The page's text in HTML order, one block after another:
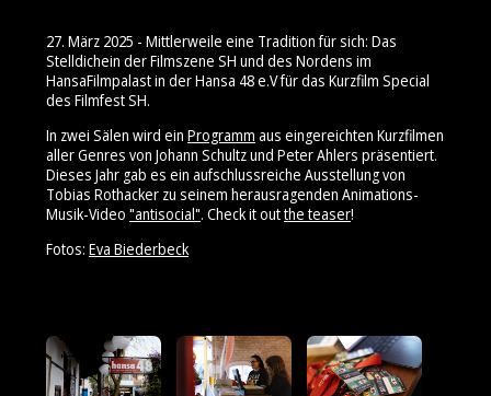
27. März 2025 - Mittlerweile eine Tradition für sich: Das
Stelldichein der Filmszene SH und des Nordens im
HansaFilmpalast in der Hansa 48 e.V für das Kurzfilm Special
des Filmfest SH.
In zwei Sälen wird ein Programm aus eingereichten Kurzfilmen
aller Genres von Johann Schultz und Peter Ahlers präsentiert.
Dieses Jahr gab es ein aufschlussreiche Ausstellung von
Tobias Rothacker zu seinem herausragenden Animations-
Musik-Video "antisocial". Check it outthe teaser!
Fotos: Eva Biederbeck